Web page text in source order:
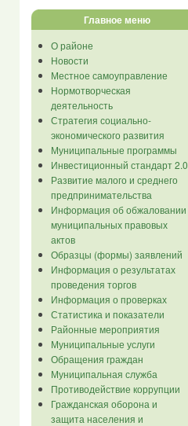
Главное меню
О районе
Новости
Местное самоуправление
Нормотворческая
деятельность
Стратегия социально-
экономического развития
Муниципальные программы
Инвестиционный стандарт 2.0
Развитие малого и среднего
предпринимательства
Информация об обжаловании
муниципальных правовых
актов
Образцы (формы) заявлений
Информация о результатах
проведения торгов
Информация о проверках
Статистика и показатели
Районные мероприятия
Муниципальные услуги
Обращения граждан
Муниципальная служба
Противодействие коррупции
Гражданская оборона и
защита населения и